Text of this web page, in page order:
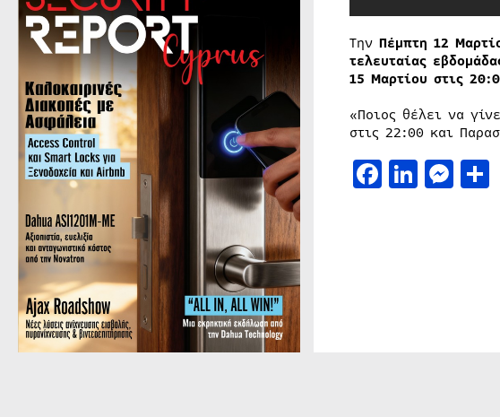
Την Πέμπτη 12
τελευταίας
15 Μαρτίου στις
«Ποιος θέλει να
στις 22:00 και
Facebook